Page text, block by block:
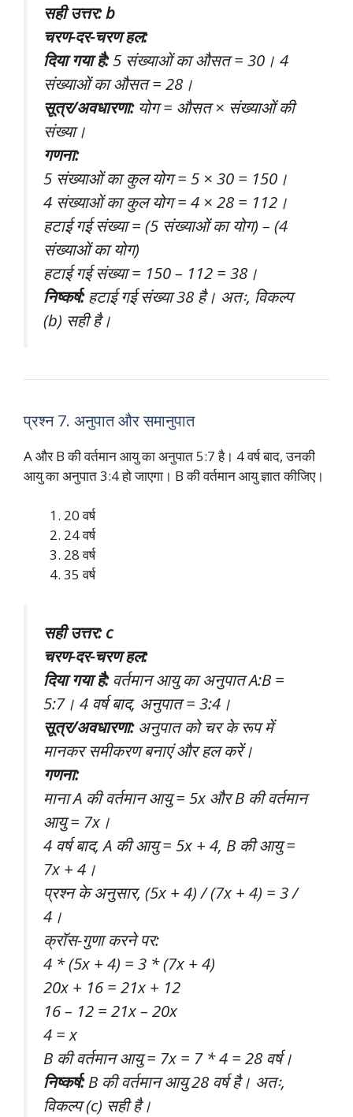
सही उत्तर: b
चरण-दर-चरण हल:
दिया गया है:5 संख्याओं का औसत = 30। 4
संख्याओं का औसत = 28।
सूत्र/अवधारणा:योग = औसत × संख्याओं की
संख्या।
गणना:
5 संख्याओं का कुल योग = 5 × 30 = 150।
4 संख्याओं का कुल योग = 4 × 28 = 112।
हटाई गई संख्या = (5 संख्याओं का योग) – (4
संख्याओं का योग)
हटाई गई संख्या = 150 – 112 = 38।
निष्कर्ष:हटाई गई संख्या 38 है। अतः, विकल्प
(b) सही है।
प्रश्न 7. अनुपात और समानुपात
A और B की वर्तमान आयु का अनुपात 5:7 है। 4 वर्ष बाद, उनकी
आयु का अनुपात 3:4 हो जाएगा। B की वर्तमान आयु ज्ञात कीजिए।
20 वर्ष
24 वर्ष
28 वर्ष
35 वर्ष
सही उत्तर: c
चरण-दर-चरण हल:
दिया गया है:वर्तमान आयु का अनुपात A:B =
5:7। 4 वर्ष बाद, अनुपात = 3:4।
सूत्र/अवधारणा:अनुपात को चर के रूप में
मानकर समीकरण बनाएं और हल करें।
गणना:
माना A की वर्तमान आयु = 5x और B की वर्तमान
आयु = 7x।
4 वर्ष बाद, A की आयु = 5x + 4, B की आयु =
7x + 4।
प्रश्न के अनुसार, (5x + 4) / (7x + 4) = 3 /
4।
क्रॉस-गुणा करने पर:
4 * (5x + 4) = 3 * (7x + 4)
20x + 16 = 21x + 12
16 – 12 = 21x – 20x
4 = x
B की वर्तमान आयु = 7x = 7 * 4 = 28 वर्ष।
निष्कर्ष:B की वर्तमान आयु 28 वर्ष है। अतः,
विकल्प (c) सही है।